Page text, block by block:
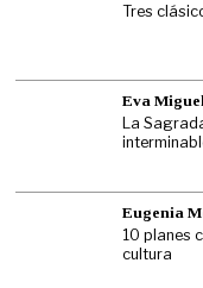
Tres
Eva
La
Eugenia
10 planes
cultura